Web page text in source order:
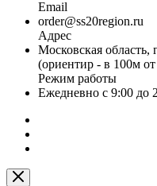
Email
order@ss20region.ru
Адрес
Московская область,
(ориентир - в 100м
Режим работы
Ежедневно с 9:00 до